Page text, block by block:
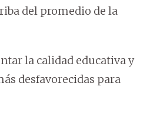
del promedio de la
la calidad educativa y
desfavorecidas para